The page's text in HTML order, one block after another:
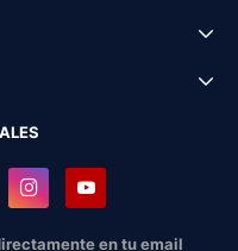
en tu email